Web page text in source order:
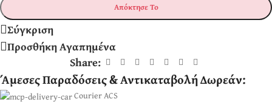
Απόκτησε Το
Σύγκριση
Προσθήκη Αγαπημένα
Share:
Άμεσες Παραδόσεις & Αντικαταβολή Δωρεάν:
Courier ACS